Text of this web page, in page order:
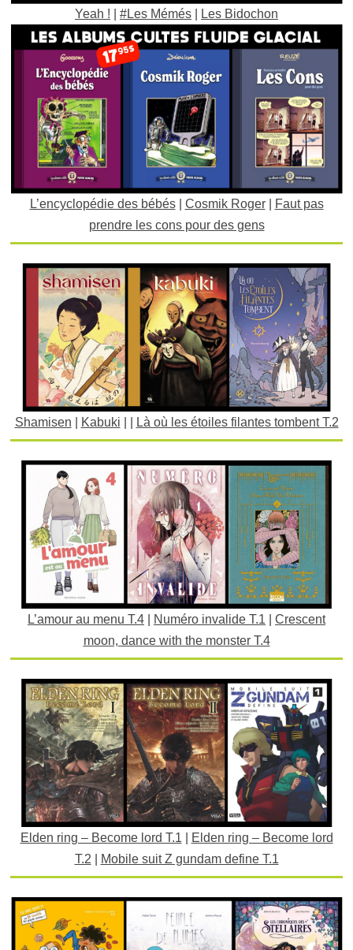
Yeah ! #Les Mémés Les Bidochon
L’encyclopédie des bébés| Cosmik Roger|
Faut pas
prendre les cons pour des gens
Shamisen Kabuki Là où les étoiles filantes tombent T.2
L’amour au menu T.4 Numéro invalide T.1
Crescent
moon, dance with the monster T.4
Elden ring – Become lord T.1
Elden ring – Become lord
T.2
Mobile suit Z gundam define T.1